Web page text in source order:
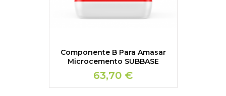
Componente B Para Amasar
Microcemento SUBBASE
63,70 €